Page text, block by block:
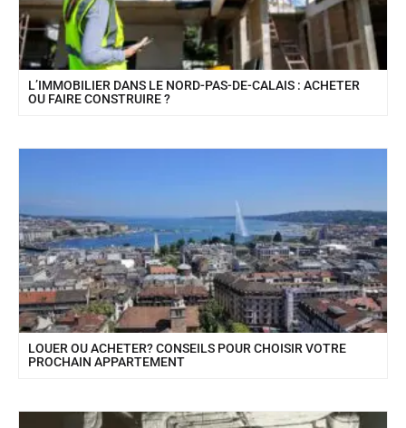
L’IMMOBILIER DANS LE NORD-PAS-DE-CALAIS : ACHETER
OU FAIRE CONSTRUIRE ?
LOUER OU ACHETER? CONSEILS POUR CHOISIR VOTRE
PROCHAIN APPARTEMENT